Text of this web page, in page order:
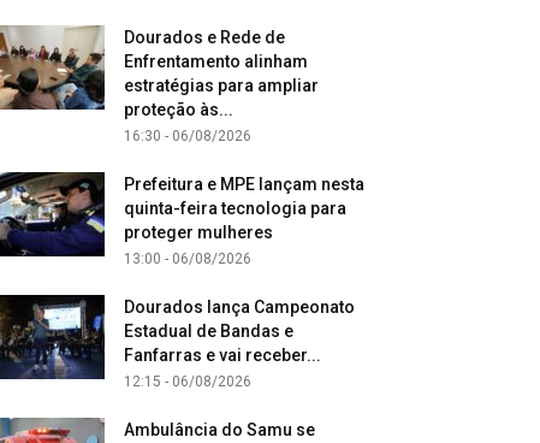
Dourados e Rede de
Enfrentamento alinham
estratégias para ampliar
proteção às...
16:30 - 06/08/2026
Prefeitura e MPE lançam nesta
quinta-feira tecnologia para
proteger mulheres
13:00 - 06/08/2026
Dourados lança Campeonato
Estadual de Bandas e
Fanfarras e vai receber...
12:15 - 06/08/2026
Ambulância do Samu se